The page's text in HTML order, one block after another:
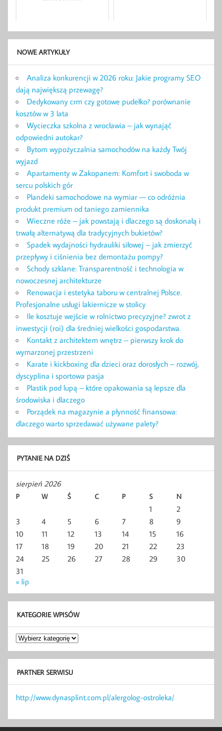
NOWE ARTYKUŁY
Analiza konkurencji w 2026 roku: Jakie programy SEO
dają największą przewagę?
Dedykowany crm czy gotowe pudełko? porównanie
kosztów w 3 lata
Wycieczka szkolna z wrocławia – jak wynająć
odpowiedni autokar?
Bytom wypożyczalnia samochodów na każdy Twój
wyjazd
Apartamenty w Zakopanem: Komfort i swoboda w
sercu polskich gór
Plandeki samochodowe na wymiar — co odróżnia
produkt premium od taniego zamiennika
Wieczne róże – jak powstają i dlaczego są doskonałą i
trwałą alternatywą dla tradycyjnych bukietów?
Spadek wydajności hydrauliki siłowej – jak zmierzyć
przepływy i ciśnienia bez demontażu pompy?
Schody szklane: Transparentność i technologia w
nowoczesnej architekturze
Renowacja i estetyka taboru w centralnej Polsce.
Profesjonalne usługi lakiernicze w stolicy
Ile kosztuje wejście w rolnictwo precyzyjne? zwrot z
inwestycji (roi) dla średniej wielkości gospodarstwa.
Kontakt z architektem wnętrz – pierwszy krok do
wymarzonej przestrzeni
Karate i kickboxing dla dzieci oraz dorosłych – rozwój,
dyscyplina i sportowa pasja
Plastik pod lupą – które opakowania są lepsze dla
środowiska i dlaczego
Porządek na magazynie a płynność finansowa:
dlaczego warto sprzedawać używane palety?
PYTANIE NA DZIŚ
sierpień 2026
P W Ś C P S N
1
2
3
4 5 6 7 8
9
10
11 12 13 14 15
16
17
18 19 20 21 22
23
24
25 26 27 28 29
30
31
« lip
KATEGORIE WPISÓW
Kategorie
wpisów
PARTNER SERWISU
http://www.dynasplint.com.pl/alergolog-ostroleka/